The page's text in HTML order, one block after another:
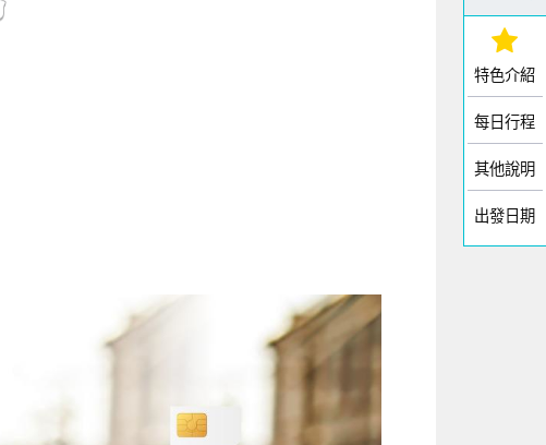
特色介紹
每日行程
其他說明
出發日期